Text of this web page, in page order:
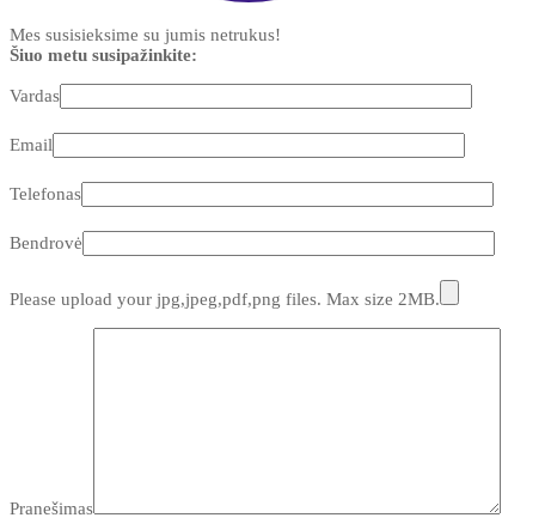
Mes susisieksime su jumis netrukus!
Šiuo metu susipažinkite:
Vardas
Email
Telefonas
Bendrovė
Please upload your jpg,jpeg,pdf,png files. Max size 2MB.
Pranešimas